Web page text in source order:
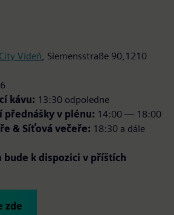
Vídeň , Siemensstraße 90,1210
kávu: 13:30 odpoledne
přednášky v plénu: 14:00 — 18:00
& Síťová večeře: 18:30 a dále
bude k dispozici v příštích
zde